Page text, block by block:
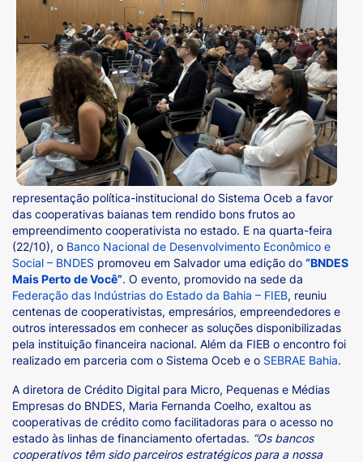
representação política-institucional do Sistema Oceb a favor
das cooperativas baianas tem rendido bons frutos ao
empreendimento cooperativista no estado. E na quarta-feira
(22/10), o Banco Nacional de Desenvolvimento Econômico e
Social – BNDES promoveu em Salvador uma edição do “BNDES
Mais Perto de Você”. O evento, promovido na sede da
Federação das Indústrias do Estado da Bahia – FIEB, reuniu
centenas de cooperativistas, empresários, empreendedores e
outros interessados em conhecer as soluções disponibilizadas
pela instituição financeira nacional. Além da FIEB o encontro foi
realizado em parceria com o Sistema Oceb e o SEBRAE Bahia.
A diretora de Crédito Digital para Micro, Pequenas e Médias
Empresas do BNDES, Maria Fernanda Coelho, exaltou as
cooperativas de crédito como facilitadoras para o acesso no
estado às linhas de financiamento ofertadas. “Os bancos
cooperativos têm sido parceiros estratégicos para a nossa